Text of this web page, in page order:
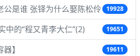
公是谁 张铎为什么娶陈松伶 19928
中的“程又青李大仁”(2) 19651
】 19611